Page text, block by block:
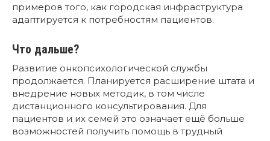
примеров того, как городская инфраструктура
адаптируется к потребностям пациентов.
Что дальше?
Развитие онкопсихологической службы
продолжается. Планируется расширение штата и
внедрение новых методик, в том числе
дистанционного консультирования. Для
пациентов и их семей это означает ещё больше
возможностей получить помощь в трудный